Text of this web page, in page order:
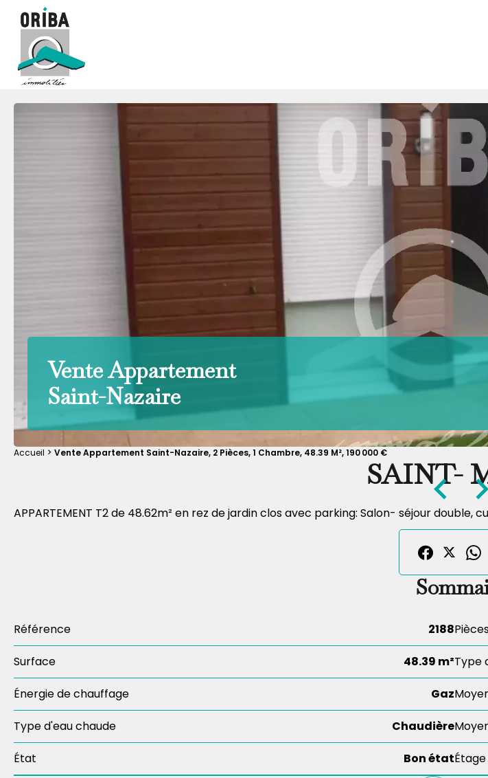
Vente Appartement
Saint-Nazaire
Accueil Vente Appartement Saint-Nazaire, 2 Pièces, 1 Chambre, 48.39 M², 190 000 €
SAINT-
APPARTEMENT T2 de 48.62m² en rez de jardin clos avec parking: Salon- séjour
Référence 2188
Surface 48.39 m²Type
Énergie de chauffage Gaz
Type d'eau chaude Chaudière
État Bon étatÉtage